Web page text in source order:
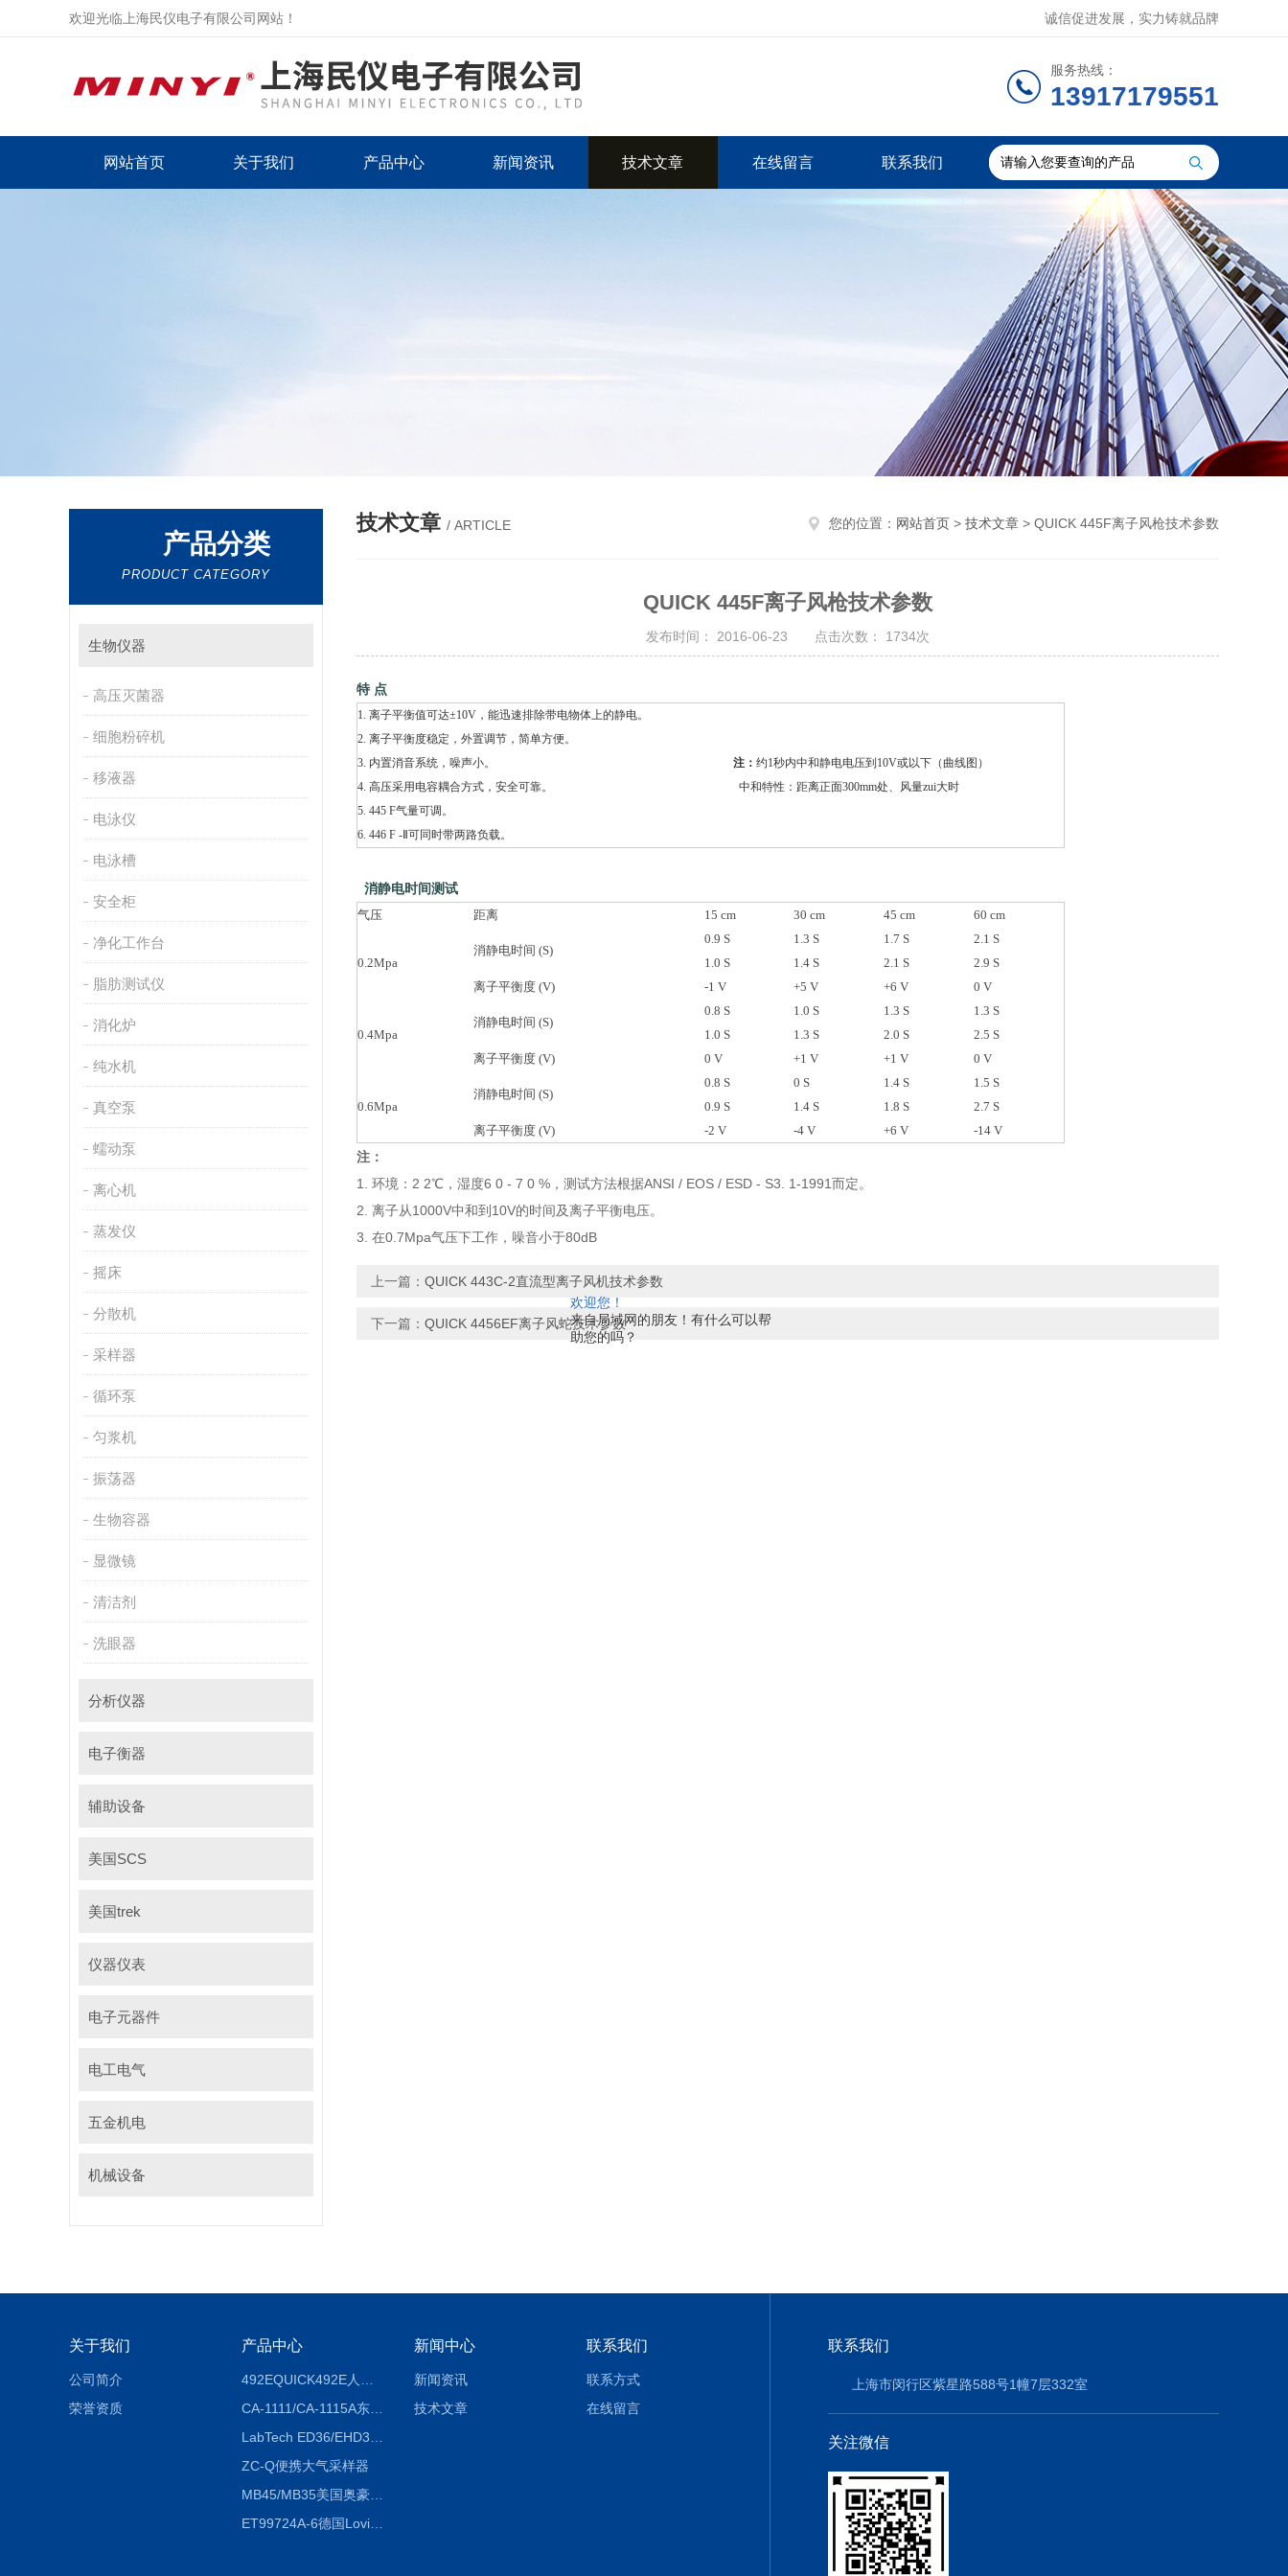
欢迎您！
来自局域网的朋友！有什么可以帮
助您的吗？
欢迎光临上海民仪电子有限公司网站！ 诚信促进发展，实力铸就品牌
服务热线：
13917179551
网站首页 关于我们 产品中心 新闻资讯 技术文章 在线留言 联系我们
产品分类
PRODUCT CATEGORY
生物仪器
高压灭菌器
细胞粉碎机
移液器
电泳仪
电泳槽
安全柜
净化工作台
脂肪测试仪
消化炉
纯水机
真空泵
蠕动泵
离心机
蒸发仪
摇床
分散机
采样器
循环泵
匀浆机
振荡器
生物容器
显微镜
清洁剂
洗眼器
分析仪器
电子衡器
辅助设备
美国SCS
美国trek
仪器仪表
电子元器件
电工电气
五金机电
机械设备
技术文章 / ARTICLE 您的位置： 网站首页 > 技术文章 > QUICK 445F离子风枪技术参数
QUICK 445F离子风枪技术参数
发布时间： 2016-06-23 点击次数： 1734次
特 点
1. 离子平衡值可达±10V，能迅速排除带电物体上的静电。
2. 离子平衡度稳定，外置调节，简单方便。
3. 内置消音系统，噪声小。
4. 高压采用电容耦合方式，安全可靠。
5. 445 F气量可调。
6. 446 F -Ⅱ可同时带两路负载。
注： 约1秒内中和静电电压到10V或以下（曲线图）
中和特性：距离正面300mm处、风量zui大时
消静电时间测试
气压 距离 15 cm 30 cm 45 cm 60 cm
0.2Mpa
消静电时间 (S)
0.9 S 1.3 S 1.7 S
2.1 S
1.0 S
1.4 S 2.1 S
2.9 S
离子平衡度 (V)
-1 V +5 V +6 V 0 V
0.4Mpa
消静电时间 (S)
0.8 S 1.0 S 1.3 S
1.3 S
1.0 S
1.3 S 2.0 S
2.5 S
离子平衡度 (V)
0 V +1 V +1 V 0 V
0.6Mpa
消静电时间 (S)
0.8 S 0 S 1.4 S
1.5 S
0.9 S
1.4 S 1.8 S
2.7 S
离子平衡度 (V)
-2 V -4 V +6 V -14 V
注：
1. 环境：2 2℃，湿度6 0 - 7 0 %，测试方法根据ANSI / EOS / ESD - S3. 1-1991而定。
2. 离子从1000V中和到10V的时间及离子平衡电压。
3. 在0.7Mpa气压下工作，噪音小于80dB
上一篇： QUICK 443C-2直流型离子风机技术参数
下一篇： QUICK 4456EF离子风蛇技术参数
关于我们
公司简介
荣誉资质
产品中心
CA-1111/CA-1115A东京理化EYELA CA-1111/CA-1115A冷却水循环装置
ZC-Q便携大气采样器
MB45/MB35美国奥豪斯OHAUS MB45/MB35卤素红外水分测定仪
ET99724A-6德国Lovibond ET99724A-6微电脑BOD测定仪
新闻中心
新闻资讯
技术文章
联系我们
联系方式
在线留言
联系我们
上海市闵行区紫星路588号1幢7层332室
关注微信